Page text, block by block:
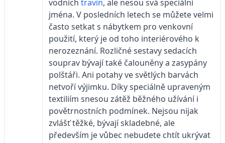
vodních travin, ale nesou svá speciální
jména. V posledních letech se můžete velmi
často setkat s nábytkem pro venkovní
použití, který je od toho interiérového k
nerozeznání. Rozličné sestavy sedacích
souprav bývají také čalouněny a zasypány
polštáři. Ani potahy ve světlých barvách
netvoří výjimku. Díky speciálně upraveným
textiliím snesou zátěž běžného užívání i
povětrnostních podmínek. Nejsou nijak
zvlášť těžké, bývají skladebné, ale
především je vůbec nebudete chtít ukrývat